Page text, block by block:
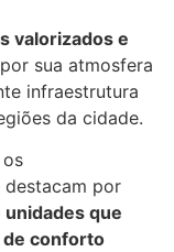
valorizados e
sua atmosfera
infraestrutura
da cidade.
destacam por
que
conforto